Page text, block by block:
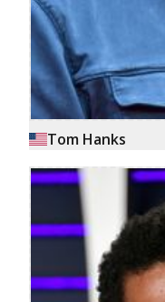
Tom Hanks